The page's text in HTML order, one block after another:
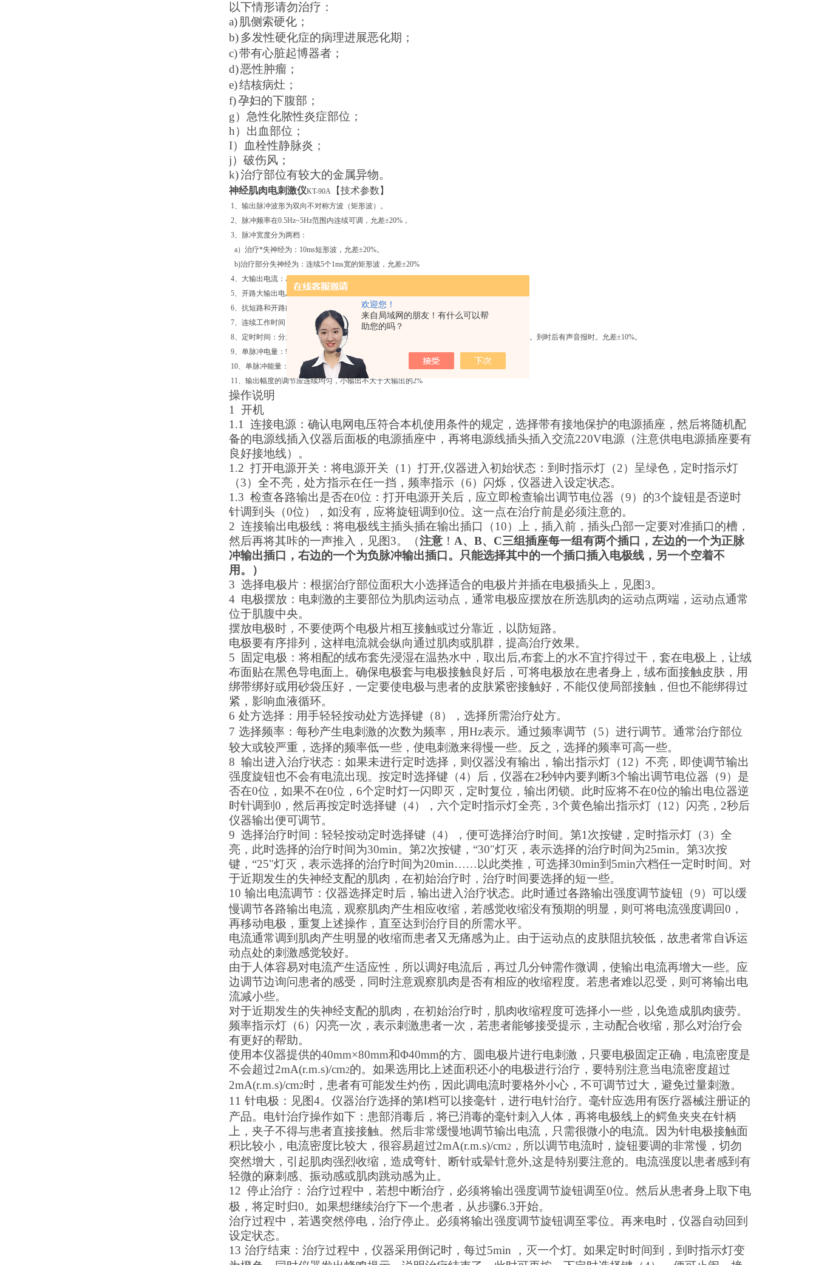
欢迎您！
来自局域网的朋友！有什么可以帮
助您的吗？
以下情形请勿治疗：
a) 肌侧索硬化；
b)多发性硬化症的病理进展恶化期；
c)带有心脏起博器者；
d)恶性肿瘤；
e)结核病灶；
f)孕妇的下腹部；
g） 急性化脓性炎症部位；
h） 出血部位；
I） 血栓性静脉炎；
j） 破伤风；
k)治疗部位有较大的金属异物。
神经肌肉电刺激仪KT-90A 【技术参数】
1、输出脉冲波形为双向不对称方波（矩形波）。
2、脉冲频率在0.5Hz~5Hz范围内连续可调，允差±20%，
3、脉冲宽度分为两档：
a）治疗*失神经为：10ms短形波，允差±20%。
b)治疗部分失神经为：连续5个1ms宽的矩形波，允差±20%
4、大输出电流：A、B、C三组独立输出，每组输出电流峰值Ip在500Ω负载下均不大于50mA。
5、开路大输出电压：输出端开路时，输出电压峰值应不大于500V。
6、抗短路和开路能力：经输出抗短路和开路试验后，仪器应正常工作，性能不能削弱。
7、连续工作时间：不少于4h
8、定时时间：分为5min、10min、15min、20min、25min、30min六档，每5min一档，分档可调。到时后有声音报时。允差±10%。
9、单脉冲电量：输出幅度大时，每一个脉冲的电量应不小于7μC。
10、单脉冲能量：皮肤电极单个脉冲大输出的能量不能超过300mJ
11、输出幅度的调节应连续均匀，小输出不大于大输出的2%
操作说明
1 开机
1.1 连接电源： 确认电网电压符合本机使用条件的规定，选择带有接地保护的电源插座，然后将随机配
备的电源线插入仪器后面板的电源插座中，再将电源线插头插入交流220V电源（注意供电电源插座要有
良好接地线）。
1.2 打开电源开关： 将电源开关（1 ）打开,仪器进入初始状态：到时指示灯（2）呈绿色，定时指示灯
（3）全不亮，处方指示在任一挡，频率指示（6）闪烁，仪器进入设定状态。
1.3 检查各路输出是否在0位： 打开电源开关后，应立即检查输出调节电位器（9）的3个旋钮是否逆时
针调到头（0位），如没有，应将旋钮调到 0位。 这一点在治疗前是必须注意的。
2 连接输出电极线： 将电极线主插头插在输出插口（10）上，插入前，插头凸部一定要对准插口的槽，
然后再将其咔的一声推入， 见图3。 （注意 ！ A、B、C三组插座每一组有两个插口，左边的一个为正脉
冲输出插口，右边的一个为负脉冲输出插口。只能选择其中的一个插口插入电极线，另一个空着不
用。）
3 选择电极片： 根据治疗部位面积大小选择适合的电极片并插在电极插头上，见图3。
4 电极摆放： 电刺激的主要部位为肌肉运动点，通常电极应摆放在所选肌肉的运动点两端，运动点通常
位于肌腹中央。
摆放电极时 ，不要使两个电极片相互接触或过分靠近，以防短路。
电极要有序排列，这样电流就会纵向通过肌肉或肌群，提高治疗效果。
5
固定电极： 将相配的绒布套先浸湿在温热水中，取出后,布套上的水不宜拧得过干，套在电极上，让绒
布面贴在黑色导电面上。确保电极套与电极接触良好后，可将电极放在患者身上，绒布面接触皮肤，用
绑带绑好或用砂袋压好，一定要使电极与患者的皮肤紧密接触好，不能仅使局部接触，但也不能绑得过
紧，影响血液循环。
6 处方选择： 用手轻轻按动处方选择键（8），选择所需治疗处方。
7 选择频率 ：每秒产生电刺激的次数为频率，用Hz表示。通过频率调节（5）进行调节。通常治疗部位
较大或较严重，选择的频率低一些，使电刺激来得慢一些。反之，选择的频率可高一些。
8 输出进入治疗状态： 如果未进行定时选择，则仪器没有输出，输出指示灯（12）不亮，即使调节输出
强度旋钮也不会有电流出现。按定时选择键（4）后，仪器在2秒钟内要判断3个输出调节电位器（9）是
否在0位，如果不在0位， 6个定时灯一闪即灭，定时复位，输出闭锁。此时应将不在0位的输出电位器逆
时针调到 0 ，然后再按定时选择键（4），六个定时指示灯全亮， 3个黄色输出指示灯（12）闪亮， 2秒后
仪器输出便可调节。
9 选择治疗时间： 轻轻按动定时选择键（4），便可选择治疗时间。 第1次按键，定时指示灯（3）全
亮，此时选择的治疗时间为30min。第2次按键，“30"灯灭，表示选择的治疗时间为25min。第3次按
键，“25"灯灭，表示选择的治疗时间为20min……以此类推，可选择30min到5min六档任一定时时间。对
于近期发生的失神经支配的肌肉，在初始治疗时，治疗时间要选择的短一些。
10 输出电流调节： 仪器选择定时后， 输出进入治疗状态。此时通过各路输出强度调节旋钮 （9）可以缓
慢调节各路输出电流，观察肌肉产生相应收缩，若感觉收缩没有预期的明显，则可将电流强度调回0 ，
再移动电极，重复上述操作，直至达到治疗目的所需水平。
电流通常调到肌肉产生明显的收缩而患者又无痛感为止。由于运动点的皮肤阻抗较低，故患者常自诉运
动点处的刺激感觉较好。
由于人体容易对电流产生适应性，所以调好电流后，再过几分钟需作微调，使输出电流再增大一些。应
边调节边询问患者的感受，同时注意观察肌肉是否有相应的收缩程度。若患者难以忍受，则可将输出电
流减小些。
对于近期发生的失神经支配的肌肉，在初始治疗时，肌肉收缩程度可选择小一些，以免造成肌肉疲劳。
频率指示灯（6）闪亮一次，表示刺激患者一次， 若患者能够接受提示， 主动配合收缩，那么对治疗会
有更好的帮助。
使用本仪器提供的40mm×80mm和Φ40mm的方、圆电极片进行电刺激，只要电极固定正确，电流密度是
不会超过2mA(r.m.s)/cm2的。如果选用比上述面积还小的电极进行治疗，要特别注意当电流密度超过
2mA(r.m.s)/cm2 时，患者有可能发生灼伤，因此调电流时要格外小心，不可调节过大，避免过量刺激。
11 针电极： 见图4。仪器治疗选择的第Ⅰ档可以接毫针，进行电针治疗。毫针应选用有医疗器械注册证的
产品。电针治疗操作如下：患部消毒后，将已消毒的毫针刺入人体， 再将电极线上的鳄鱼夹夹在针柄
上，夹子不得与患者直接接触。然后非常缓慢地调节输出电流， 只需很微小的电流。因为针电极接触面
积比较小，电流密度比较大，很容易超过2mA(r.m.s)/cm2 ，所以调节电流时，旋钮要调的非常慢，切勿
突然增大，引起肌肉强烈收缩，造成弯针、断针或晕针意外,这是特别要注意的。电流强度以患者感到有
轻微的麻刺感、振动感或肌肉跳动感为止。
12 停止治疗： 治疗过程中， 若想中断治疗，必须将输出强度调节旋钮调至0位。然后从患者身上取下电
极，将定时归0。如果想继续治疗下一个患者，从步骤6.3开始。
治疗过程中，若遇突然停电，治疗停止。必须将输出强度调节旋钮调至零位。再来电时，仪器自动回到
设定状态。
13 治疗结束： 治疗过程中，仪器采用倒记时，每过5min ， 灭一个灯。如果定时时间到，到时指示灯变